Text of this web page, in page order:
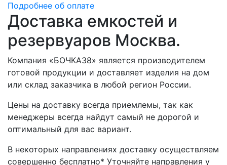
Подробнее об оплате
Доставка емкостей и
резервуаров Москва.
Компания «БОЧКА38» является производителем
готовой продукции и доставляет изделия на дом
или склад заказчика в любой регион России.
Цены на доставку всегда приемлемы, так как
менеджеры всегда найдут самый не дорогой и
оптимальный для вас вариант.
В некоторых направлениях доставку осуществляем
совершенно бесплатно* Уточняйте направления у